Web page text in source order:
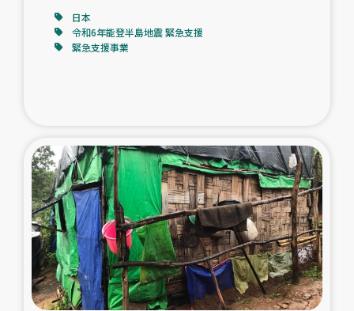
レバノンでのシリア難民・レバノン人への農業支援
海外ルーツの市民との共生
復興応援隊の活動
仮設住宅生活支援・農業復興支援
漁業復興支援
インターン・ボランティア日誌
日本
令和6年能登半島地震 緊急支援
緊急支援事業